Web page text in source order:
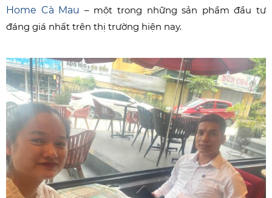
Home Cà Mau – một trong những sản phẩm đầu tư
đáng giá nhất trên thị trường hiện nay.